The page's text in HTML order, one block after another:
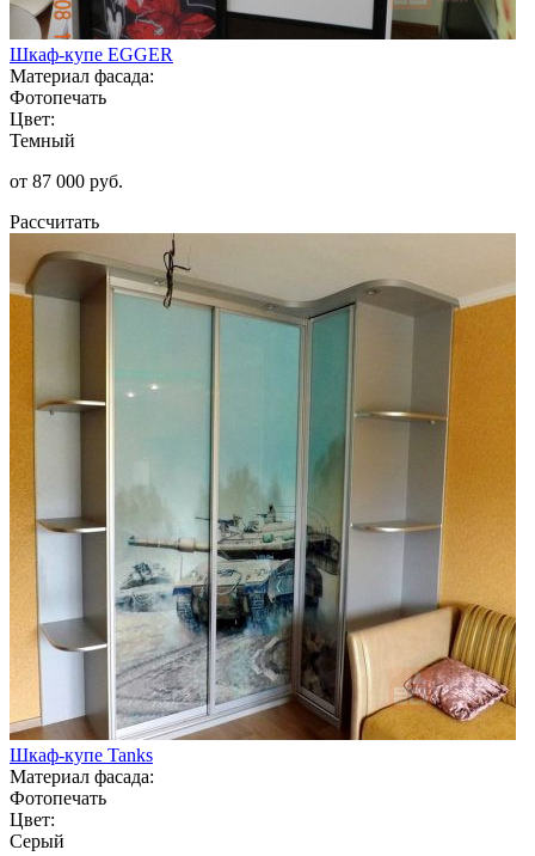
Шкаф-купе EGGER
Материал фасада:
Фотопечать
Цвет:
Темный
от 87 000 руб.
Рассчитать
Шкаф-купе Tanks
Материал фасада:
Фотопечать
Цвет:
Серый